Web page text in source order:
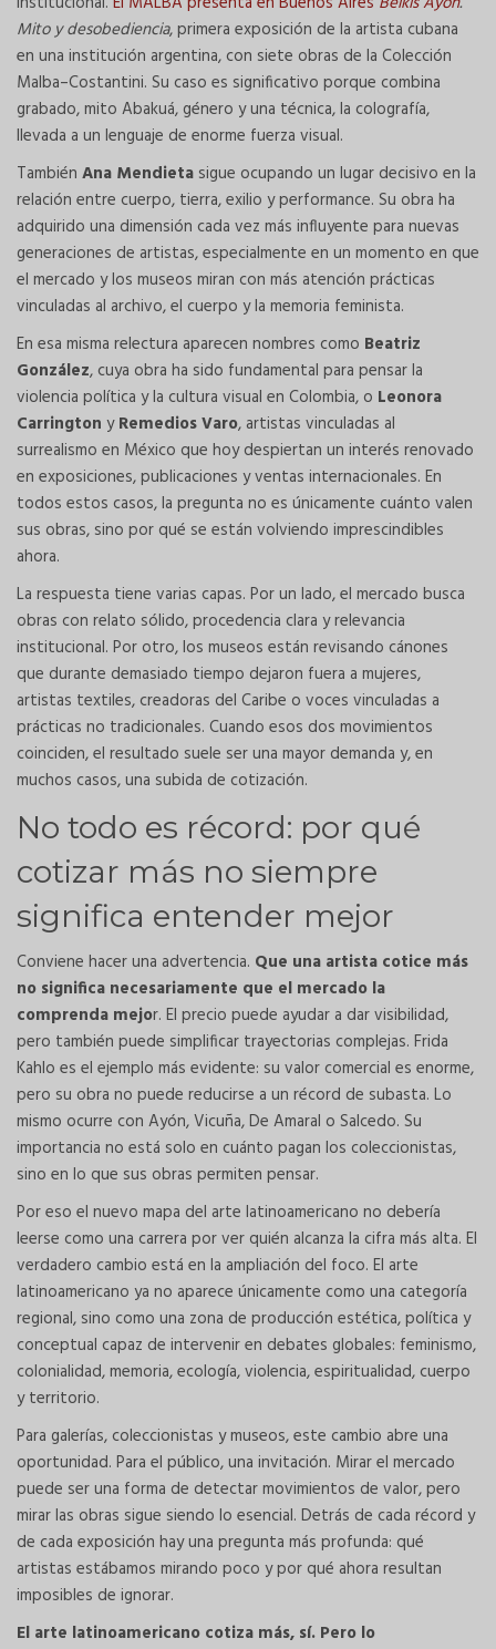
Mito y desobediencia, primera exposición de la artista cubana
en una institución argentina, con siete obras de la Colección
Malba–Costantini. Su caso es significativo porque combina
grabado, mito Abakuá, género y una técnica, la colografía,
llevada a un lenguaje de enorme fuerza visual.
También Ana Mendieta sigue ocupando un lugar decisivo en la
relación entre cuerpo, tierra, exilio y performance. Su obra ha
adquirido una dimensión cada vez más influyente para nuevas
generaciones de artistas, especialmente en un momento en que
el mercado y los museos miran con más atención prácticas
vinculadas al archivo, el cuerpo y la memoria feminista.
En esa misma relectura aparecen nombres como Beatriz
González, cuya obra ha sido fundamental para pensar la
violencia política y la cultura visual en Colombia, o Leonora
Carrington yRemedios Varo, artistas vinculadas al
surrealismo en México que hoy despiertan un interés renovado
en exposiciones, publicaciones y ventas internacionales. En
todos estos casos, la pregunta no es únicamente cuánto valen
sus obras, sino por qué se están volviendo imprescindibles
ahora.
La respuesta tiene varias capas. Por un lado, el mercado busca
obras con relato sólido, procedencia clara y relevancia
institucional. Por otro, los museos están revisando cánones
que durante demasiado tiempo dejaron fuera a mujeres,
artistas textiles, creadoras del Caribe o voces vinculadas a
prácticas no tradicionales. Cuando esos dos movimientos
coinciden, el resultado suele ser una mayor demanda y, en
muchos casos, una subida de cotización.
No todo es récord: por qué
cotizar más no siempre
significa entender mejor
Conviene hacer una advertencia. Que una artista cotice más
no significa necesariamente que el mercado la
comprenda mejor. El precio puede ayudar a dar visibilidad,
pero también puede simplificar trayectorias complejas. Frida
Kahlo es el ejemplo más evidente: su valor comercial es enorme,
pero su obra no puede reducirse a un récord de subasta. Lo
mismo ocurre con Ayón, Vicuña, De Amaral o Salcedo. Su
importancia no está solo en cuánto pagan los coleccionistas,
sino en lo que sus obras permiten pensar.
Por eso el nuevo mapa del arte latinoamericano no debería
leerse como una carrera por ver quién alcanza la cifra más alta. El
verdadero cambio está en la ampliación del foco. El arte
latinoamericano ya no aparece únicamente como una categoría
regional, sino como una zona de producción estética, política y
conceptual capaz de intervenir en debates globales: feminismo,
colonialidad, memoria, ecología, violencia, espiritualidad, cuerpo
y territorio.
Para galerías, coleccionistas y museos, este cambio abre una
oportunidad. Para el público, una invitación. Mirar el mercado
puede ser una forma de detectar movimientos de valor, pero
mirar las obras sigue siendo lo esencial. Detrás de cada récord y
de cada exposición hay una pregunta más profunda: qué
artistas estábamos mirando poco y por qué ahora resultan
imposibles de ignorar.
El arte latinoamericano cotiza más, sí. Pero lo